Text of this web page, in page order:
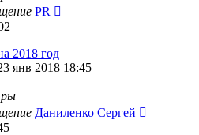
PR
2018 год
янв 2018 18:45
Даниленко Сергей